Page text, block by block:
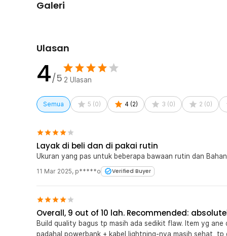
Di bagian samping tas terdapat slot USB yang bisa
Kunci Password
sistem pengunci password 3 digit yang terletak di
ini, Anda dapat pergi ke mana pun tanpa perlu khawatir
Kelengkapan Produk
1 x Rhodey Tas Selempang Fashion Sling Bag Pria
Galeri
Ulasan
4/5 2 Ulasan
Semua 5 (0) 4 (2) 3 (0) 2 (0)
Layak di beli dan di pakai rutin
Ukuran yang pas untuk beberapa bawaan rutin dan
11 Mar 2025, p*****o Verified Buyer
Overall, 9 out of 10 lah. Recommended:
Build quality bagus tp masih ada sedikit flaw. Item yg
padahal powerbank + kabel lightning-nya masih sehat, tp